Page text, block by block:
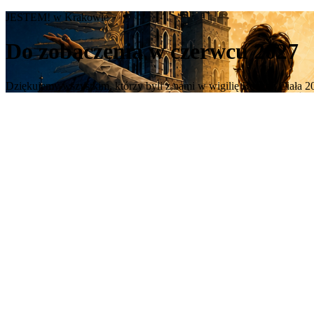
JESTEM! w Krakowie
Do zobaczeniaw czerwcu 2027
Dziękujemy wszystkim, którzy byli z nami w wigilię Bożego Ciała